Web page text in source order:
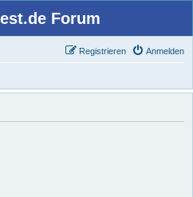
Forum
Anmelden
Registrieren